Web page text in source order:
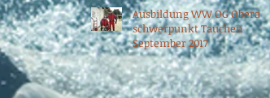
Ausbildung WW OG Oberau
schwerpunkt Tauchen
September 2017